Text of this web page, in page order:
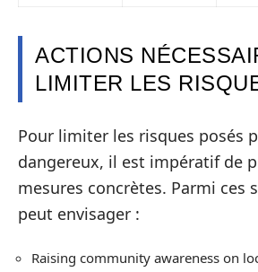
ACTIONS
LIMITER LES
Pour limiter les risques posés
dangereux, il est impératif de
mesures concrètes. Parmi ces
peut envisager :
Raising community awareness on